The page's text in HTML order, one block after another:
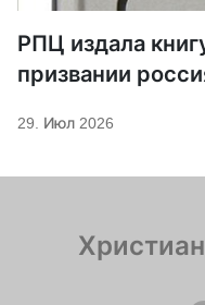
РПЦ издала
призвании
29. Июл 2026